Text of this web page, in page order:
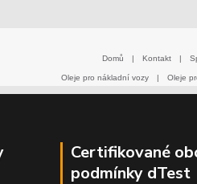
Domů | Kontakt |
Oleje pro nákladní vozy | Oleje
Certifikované
podmínky dTest